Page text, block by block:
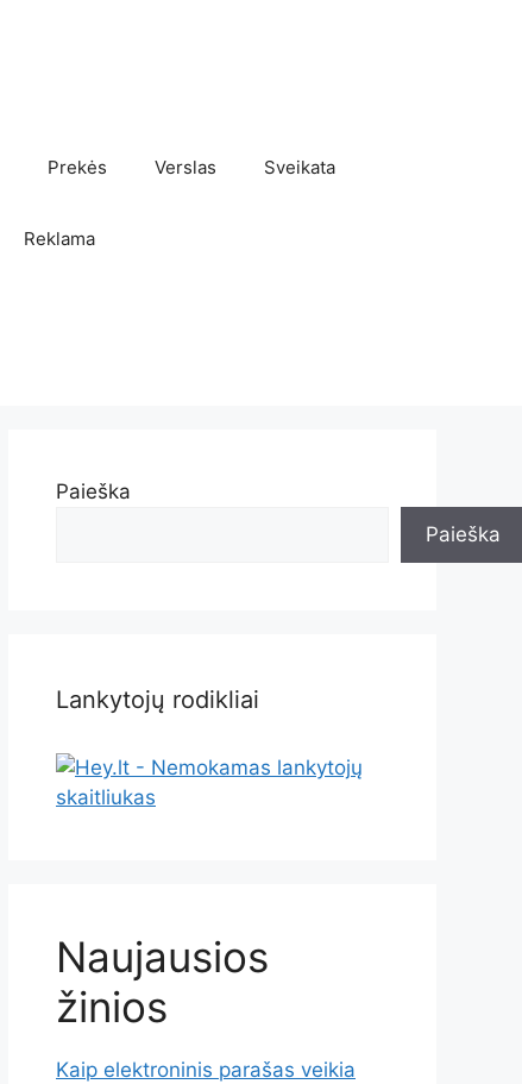
Prekės Verslas Sveikata
Reklama
Paieška
Paieška
Lankytojų rodikliai
Naujausios
žinios
Kaip elektroninis parašas veikia